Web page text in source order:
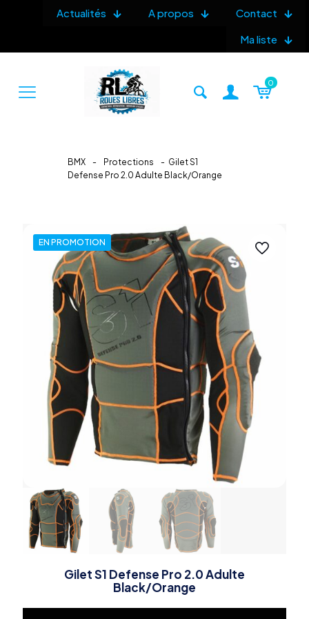
Actualités A propos
Contact
Ma liste
0
BMX - Protections - Gilet S1
Defense Pro 2.0 Adulte Black/Orange
EN PROMOTION
Gilet S1 Defense Pro 2.0 Adulte
Black/Orange